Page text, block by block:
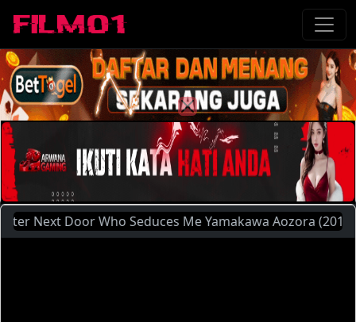
Door Who Seduces Me Yamakawa Aozora (2013)